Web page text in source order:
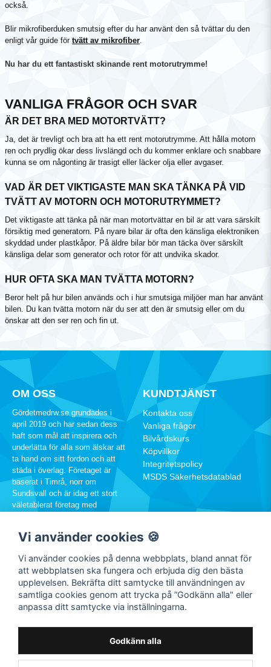
också.
Blir mikrofiberduken smutsig efter du har använt den så tvättar du den
enligt vår guide för tvätt av mikrofiber.
Nu har du ett fantastiskt skinande rent motorutrymme!
VANLIGA FRÅGOR OCH SVAR
ÄR DET BRA MED MOTORTVÄTT?
Ja, det är trevligt och bra att ha ett rent motorutrymme. Att hålla motorn
ren och prydlig ökar dess livslängd och du kommer enklare och snabbare
kunna se om någonting är trasigt eller läcker olja eller avgaser.
VAD ÄR DET VIKTIGASTE MAN SKA TÄNKA PÅ VID
TVÄTT AV MOTORN OCH MOTORUTRYMMET?
Det viktigaste att tänka på när man motortvättar en bil är att vara särskilt
försiktig med generatorn. På nyare bilar är ofta den känsliga elektroniken
skyddad under plastkåpor. På äldre bilar bör man täcka över särskilt
känsliga delar som generator och rotor för att undvika skador.
HUR OFTA SKA MAN TVÄTTA MOTORN?
Beror helt på hur bilen används och i hur smutsiga miljöer man har använt
bilen. Du kan tvätta motorn när du ser att den är smutsig eller om du
önskar att den ser ren och fin ut.
OM OSS
Gördetmedrw.se grundades i
april 2019 och har sedan dess
haft som mål att inspirera och
underlätta för alla som älskar att
ta hand om sitt fordon och att
städa i överlag. Företaget är
baserat i Timrå, norr om
Sundsvall och är idag ett stort
väletablerat företag med
info@rw.se
KUNDTJÄNST
Kontakta oss
Vanliga frågor
Bilvårdskurs
Köpvillkor
Integritetspolicy
MSDS Säkerhetsdatablad
SOCIALA MEDIER
TikTok
Vi använder cookies 🍪
Vi använder cookies på denna webbplats, bland annat för
att webbplatsen ska fungera och erbjuda dig den bästa
upplevelsen. Bekräfta ditt samtycke till användningen av
samtliga cookies genom att trycka på ”Godkänn alla" eller
anpassa ditt samtycke via inställningarna.
Godkänn alla